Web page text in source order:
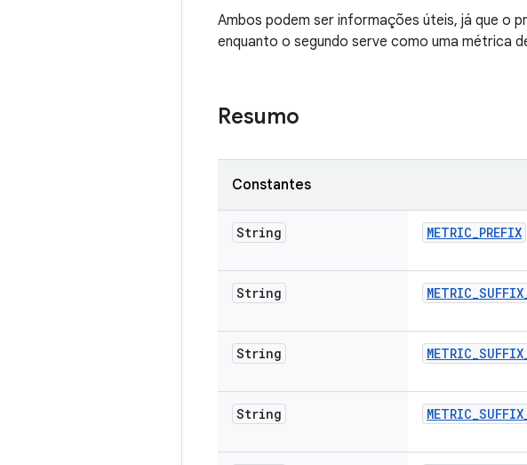
Ambos podem ser informações úteis, já que o
enquanto o segundo serve como uma métrica
Resumo
Constantes
String METRIC_PREFIX
String METRIC_SUFFIX
String METRIC_SUFFIX
String METRIC_SUFFIX